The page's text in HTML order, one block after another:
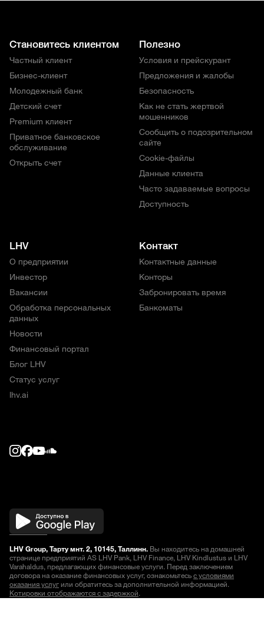
Становитесь клиентом
Частный клиент
Бизнес-клиент
Молодежный банк
Детский счет
Premium клиент
Приватное банковское
обслуживание
Открыть счет
Полезно
Условия и прейскурант
Предложения и жалобы
Безопасность
Как не стать жертвой
мошенников
Сообщить о подозрительном
сайте
Cookie-файлы
Данные клиента
Часто задаваемые вопросы
Доступность
LHV
О предприятии
Инвестор
Вакансии
Обработка персональных
данных
Новости
Финансовый портал
Блог LHV
Статус услуг
lhv.ai
Контакт
Контактные данные
Конторы
Забронировать время
Банкоматы
LHV Group, Тарту мнт. 2, 10145, Таллинн. Вы находитесь на домашней
странице предприятий AS LHV Pank, LHV Finance, LHV Kindlustus и LHV
Varahaldus, предлагающих финансовые услуги. Перед заключением
договора на оказание финансовых услуг, ознакомьтесьс условиями
оказания услугили обратитесь за дополнительной информацией.
Котировки отображаются с задержкой.